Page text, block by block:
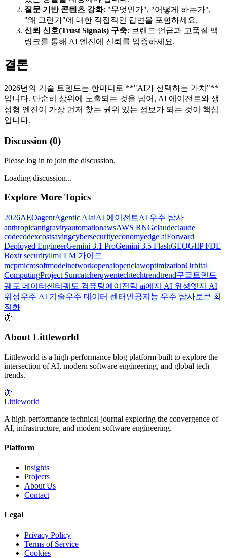
질문 기반 콘텐츠 강화: "무엇인가", "어떻게 하는가",
"왜 그런가"에 대한 직접적인 답변을 포함하세요.
신뢰 신호(Trust Signals) 구축: 브랜드 언급과 고품질 백
링크를 통해 AI 엔진에 신뢰를 입증하세요.
결론
2026년의 기술 트렌드는 한마디로 **"AI가 선택하는 가치"**
입니다. 단순히 상위에 노출되는 것을 넘어, AI 에이전트와 생
성형 엔진이 가장 먼저 찾는 권위 있는 정보가 되는 것이 핵심
입니다.
Discussion (0)
Please log in to join the discussion.
Loading discussion...
Explore More Topics
2026AEOagentAgentic AIaiAI 에이전트AI 우주 탐사
anthropicantigravityautomationawsAWS RNGclaudeclaude
codecodexcostsavingcybersecurityeconomyedge aiForward
Deployed EngineerGemini 3.1 ProGemini 3.5 FlashGEOGIIP FDE
Boxit securityllmLLM 가이드
mcpmicrosoftmodelnetworkopenaiopenclawoptimizationOrbital
ComputingProject Suncatcherqwentechtechtrendtrend구글트렌드
궤도 데이터센터궤도 컴퓨팅에이전틱 ai에지 AI 위성엣지 AI
위성우주 AI 기술우주 데이터 센터 인공지능 우주 탐사토큰 최
적화
🦋
About Littleworld
Littleworld is a high-performance blog platform built to explore the
intersection of AI, modern software engineering, and global tech
trends.
🦋
Littleworld
A high-performance technical journal exploring the convergence of
AI, infrastructure, and modern software engineering.
Platform
Insights
Projects
About Us
Contact
Legal
Privacy Policy
Terms of Service
Cookies